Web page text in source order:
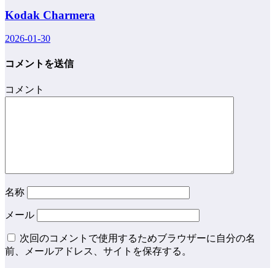
Kodak Charmera
2026-01-30
コメントを送信
コメント
名称
メール
次回のコメントで使用するためブラウザーに自分の名
前、メールアドレス、サイトを保存する。